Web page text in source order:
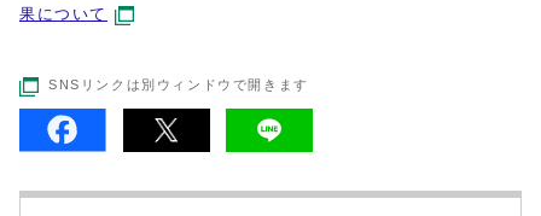
果について
SNSリンクは別ウィンドウで開きます